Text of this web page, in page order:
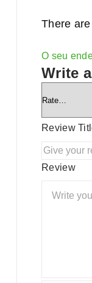
There
O seu
Write
Review
Review